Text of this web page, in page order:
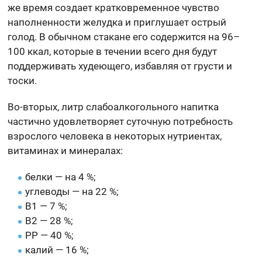
же время создает кратковременное чувство
наполненности желудка и приглушает острый
голод. В обычном стакане его содержится на 96–
100 ккал, которые в течении всего дня будут
поддерживать худеющего, избавляя от грусти и
тоски.
Во-вторых, литр слабоалкогольного напитка
частично удовлетворяет суточную потребность
взрослого человека в некоторых нутриентах,
витаминах и минералах:
белки — на 4 %;
углеводы — на 22 %;
B1 — 7 %;
B2 — 28 %;
PP — 40 %;
калий — 16 %;